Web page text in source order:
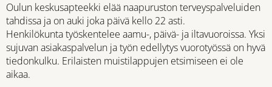
Oulun keskusapteekki elää naapuruston terveyspalveluiden
tahdissa ja on auki joka päivä kello 22 asti.
Henkilökunta työskentelee aamu-, päivä- ja iltavuoroissa. Yksi
sujuvan asiakaspalvelun ja työn edellytys vuorotyössä on hyvä
tiedonkulku. Erilaisten muistilappujen etsimiseen ei ole
aikaa.